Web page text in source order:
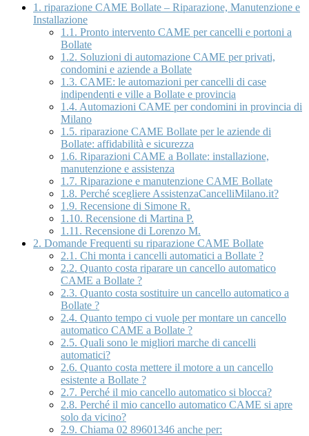
1. riparazione CAME Bollate – Riparazione, Manutenzione e
Installazione
1.1. Pronto intervento CAME per cancelli e portoni a
Bollate
1.2. Soluzioni di automazione CAME per privati,
condomini e aziende a Bollate
1.3. CAME: le automazioni per cancelli di case
indipendenti e ville a Bollate e provincia
1.4. Automazioni CAME per condomini in provincia di
Milano
1.5. riparazione CAME Bollate per le aziende di
Bollate: affidabilità e sicurezza
1.6. Riparazioni CAME a Bollate: installazione,
manutenzione e assistenza
1.7. Riparazione e manutenzione CAME Bollate
1.8. Perché scegliere AssistenzaCancelliMilano.it?
1.9. Recensione di Simone R.
1.10. Recensione di Martina P.
1.11. Recensione di Lorenzo M.
2. Domande Frequenti su riparazione CAME Bollate
2.1. Chi monta i cancelli automatici a Bollate ?
2.2. Quanto costa riparare un cancello automatico
CAME a Bollate ?
2.3. Quanto costa sostituire un cancello automatico a
Bollate ?
2.4. Quanto tempo ci vuole per montare un cancello
automatico CAME a Bollate ?
2.5. Quali sono le migliori marche di cancelli
automatici?
2.6. Quanto costa mettere il motore a un cancello
esistente a Bollate ?
2.7. Perché il mio cancello automatico si blocca?
2.8. Perché il mio cancello automatico CAME si apre
solo da vicino?
2.9. Chiama 02 89601346 anche per: